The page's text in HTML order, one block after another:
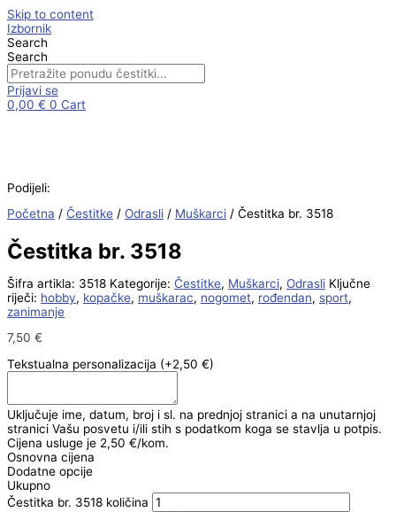
Skip to content
Izbornik
Search
Search
Prijavi se
0,00 € 0 Cart
Podijeli:
Početna / Čestitke / Odrasli / Muškarci / Čestitka br. 3518
Čestitka br. 3518
Šifra artikla: 3518 Kategorije: Čestitke, Muškarci, Odrasli Ključne
riječi: hobby, kopačke, muškarac, nogomet, rođendan, sport,
zanimanje
7,50 €
Tekstualna personalizacija (+2,50 €)
Uključuje ime, datum, broj i sl. na prednjoj stranici a na unutarnjoj
stranici Vašu posvetu i/ili stih s podatkom koga se stavlja u potpis.
Cijena usluge je 2,50 €/kom.
Osnovna cijena
Dodatne opcije
Ukupno
Čestitka br. 3518 količina